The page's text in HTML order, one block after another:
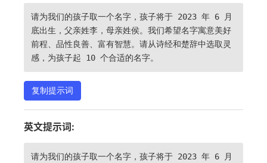
请为我们的孩子取一个名字，孩子将于 2023 年 6 月
底出生，父亲姓李，母亲姓侯。我们希望名字寓意美好
前程、品性良善、富有智慧。请从诗经和楚辞中选取灵
感，为孩子起 10 个合适的名字。
复制提示词
英文提示词:
请为我们的孩子取一个名字，孩子将于 2023 年 6 月